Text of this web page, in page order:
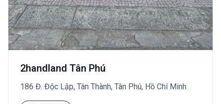
2handland Tân Phú
186 Đ. Độc Lập, Tân Thành, Tân Phú, Hồ Chí Minh